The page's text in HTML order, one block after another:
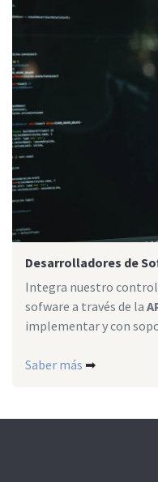
Desarrolladores de
Integra nuestro control
sofware a través de la
implementar y con
Saber más ➡